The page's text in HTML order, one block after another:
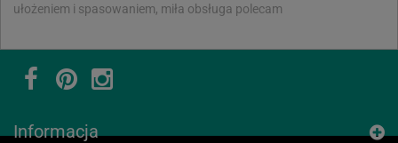
ułożeniem i spasowaniem, miła obsługa polecam
Informacja